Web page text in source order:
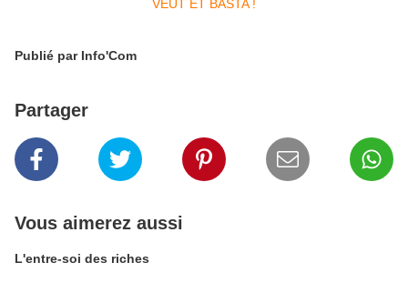
Publié par Info'Com
Partager
Vous aimerez aussi
L'entre-soi des riches